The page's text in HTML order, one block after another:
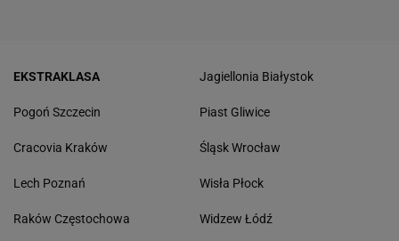
EKSTRAKLASA
Pogoń Szczecin
Cracovia Kraków
Lech Poznań
Raków Częstochowa
Jagiellonia Białystok
Piast Gliwice
Śląsk Wrocław
Wisła Płock
Widzew Łódź